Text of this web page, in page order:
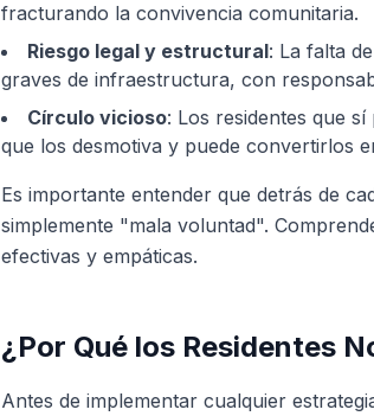
fracturando la convivencia comunitaria.
Riesgo legal y estructural: La falta
graves de infraestructura, con
Círculo vicioso: Los residentes que
que los desmotiva y puede convertirlos
Es importante entender que detrás de
simplemente "mala voluntad".
efectivas y empáticas.
¿Por Qué los Residentes
Antes de implementar cualquier